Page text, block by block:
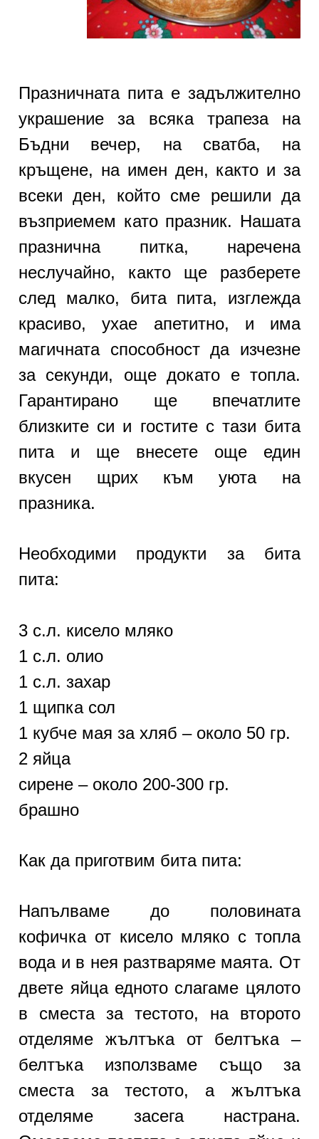
Празничната пита е задължително
украшение за всяка трапеза на
Бъдни вечер, на сватба, на
кръщене, на имен ден, както и за
всеки ден, който сме решили да
възприемем като празник. Нашата
празнична питка, наречена
неслучайно, както ще разберете
след малко, бита пита, изглежда
красиво, ухае апетитно, и има
магичната способност да изчезне
за секунди, още докато е топла.
Гарантирано ще впечатлите
близките си и гостите с тази бита
пита и ще внесете още един
вкусен щрих към уюта на
празника.
Необходими продукти за бита
пита:
3 с.л. кисело мляко
1 с.л. олио
1 с.л. захар
1 щипка сол
1 кубче мая за хляб – около 50 гр.
2 яйца
сирене – около 200-300 гр.
брашно
Как да приготвим бита пита:
Напълваме до половината
кофичка от кисело мляко с топла
вода и в нея разтваряме маята. От
двете яйца едното слагаме цялото
в сместа за тестото, на второто
отделяме жълтъка от белтъка –
белтъка използваме също за
сместа за тестото, а жълтъка
отделяме засега настрана.